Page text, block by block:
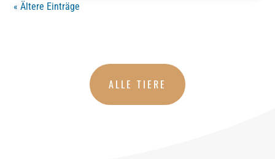
« Ältere Einträge
ALLE TIERE